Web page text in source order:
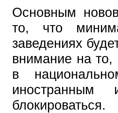
Основным
то, что
заведениях
внимание на то,
в
блокироваться.